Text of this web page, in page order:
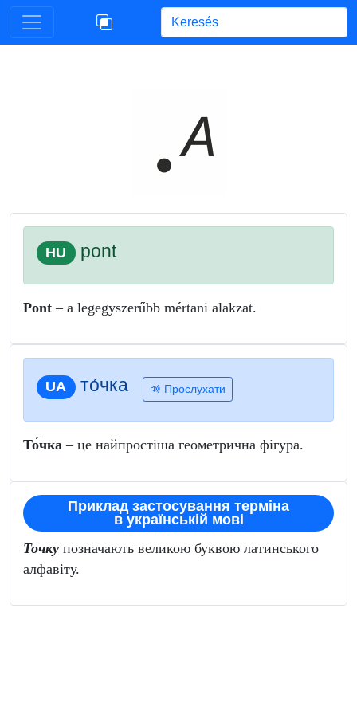
Begin typing for results.
HU pont
Pont – a legegyszerűbb mértani alakzat.
UA то́чка Прослухати
То́чка – це найпростіша геометрична фігура.
Приклад застосування терміна
в українській мові
Точку позначають великою буквою латинського
алфавіту.